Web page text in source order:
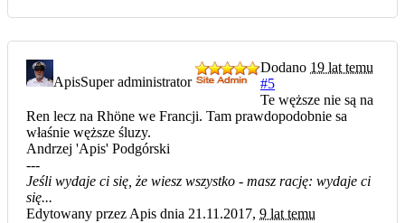
ApisSuper administrator
Dodano 19 lat temu
#5
Te węższe nie są na
Ren lecz na Rhöne we Francji. Tam prawdopodobnie sa
właśnie węższe śluzy.
Andrzej 'Apis' Podgórski
---
Jeśli wydaje ci się, że wiesz wszystko - masz rację: wydaje ci
się...
Edytowany przez Apis dnia 21.11.2017, 9 lat temu